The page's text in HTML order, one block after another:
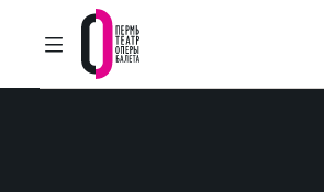
ГЛАВНОЕ МЕНЮ
Пермский театр